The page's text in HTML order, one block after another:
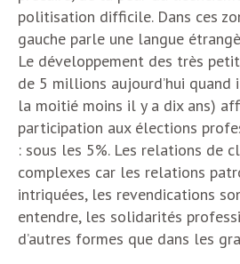
politisation difficile. Dans ces
gauche parle une langue
Le développement des très
de 5 millions aujourd’hui
la moitié moins il y a dix ans)
participation aux élections
: sous les 5%. Les relations de
complexes car les relations
intriquées, les revendications
entendre, les solidarités
d’autres formes que dans les